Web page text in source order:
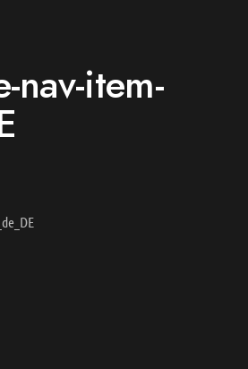
nav-item-